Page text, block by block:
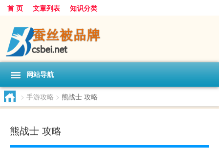
首 页 文章列表 知识分类
网站导航
> 手游攻略 > 熊战士 攻略
熊战士 攻略